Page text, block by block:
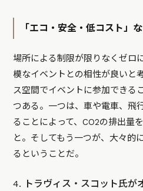
「エコ・安全・低コスト」
場所による制限が限りなくゼロ
模なイベントとの相性が良いと
ス空間でイベントに参加できる
つある。一つは、車や電車、飛
ることによって、CO2の排出量
と。そしてもう一つが、大々的
るということだ。
4. トラヴィス・スコット氏が